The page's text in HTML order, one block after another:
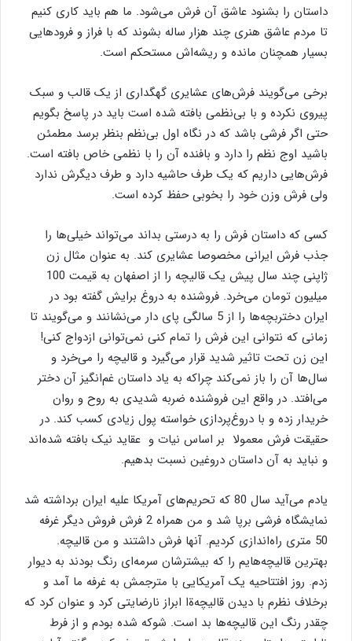
داستان را بشنود عاشق آن فرش می‌شود. ما هم باید کاری کنیم
تا مردم عاشق هنری چند هزار ساله بشوند که با فراز و فرودهایی
بسیار همچنان مانده و ریشه‌اش مستحکم است.
برخی می‌گویند فرش‌های عشایری گهگداری از یک قالب و سبک
پیروی نکرده و با بی‌نظمی بافته شده است باید در پاسخ بگویم
حتی اگر فرشی باشد که در نگاه اول بی‌نظم بنظر برسد مطمئن
باشید اوج نظم را دارد و بافنده آن را با نظمی خاص بافته است.
فرش‌هایی داریم که یک طرف حاشیه دارد و طرف دیگرش ندارد
ولی فرش وزن خود را بخوبی حفظ کرده است.
کسی که داستان فرش را به درستی بداند می‌تواند خیلی‌ها را
جذب فرش ایرانی مخصوصا عشایری کند. به عنوان مثال زن
ژاپنی چند سال پیش یک قالیچه را از اصفهان به قیمت 100
میلیون تومان می‌خرد. فروشنده به دروغ برایش گفته بود در
ایران دختربچه‌ها را از 5 سالگی پای دار می‌نشانند و می‌گویند تا
زمانی که نتوانی این فرش را تمام کنی نمی‌توانی ازدواج کنی!
این زن تحت تاثیر شدید قرار می‌گیرد و قالیچه را می‌خرد و
سال‌ها آن را باز نمی‌کند چراکه به یاد داستان غم‌انگیز آن دختر
می‌افتد. در واقع این فروشنده ضربه شدیدی به روح و روان
خریدار زده و با دروغ‌پردازی خواسته پول زیادی کسب کند. در
حقیقت فرش معمولا بر اساس نیات و عقاید نیک بافته شده‌اند
و نباید به آن داستان دروغین نسبت بدهیم.
یادم می‌آید سال 80 که تحریم‌های آمریکا علیه ایران برداشته شد
نمایشگاه فرشی برپا شد و من همراه 2 فرش فروش دیگر غرفه
50 متری راه‌اندازی کردیم. آنها فرش داشتند و من قالیچه.
بهترین قالیچه‌هایم را که بیشترشان سرمه‌ای رنگ بودند به دیوار
زدم. روز افتتاحیه یک آمریکایی با مترجمش به غرفه ما آمد و
برخلاف نظرم با دیدن قالیچه‌ةا ابراز نارضایتی کرد و عنوان کرد که
چقدر رنگ این قالیچه‌ها بد است. شوکه شده بودم و از فرط